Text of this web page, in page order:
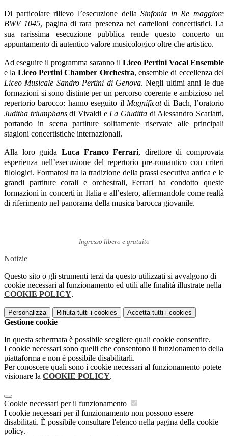
Di particolare rilievo l’esecuzione dellaSinfonia in Re maggiore
BWV 1045, pagina di rara presenza nei cartelloni concertistici. La
sua rarissima esecuzione pubblica rende questo concerto un
appuntamento di autentico valore musicologico oltre che artistico.
Ad eseguire il programma saranno il Liceo Pertini Vocal Ensemble
e la Liceo Pertini Chamber Orchestra, ensemble di eccellenza del
Liceo Musicale Sandro Pertini di Genova. Negli ultimi anni le due
formazioni si sono distinte per un percorso coerente e ambizioso nel
repertorio barocco: hanno eseguito il Magnificatdi Bach, l’oratorio
Juditha triumphansdi Vivaldi e La Giuditta di Alessandro Scarlatti,
portando in scena partiture solitamente riservate alle principali
stagioni concertistiche internazionali.
Alla loro guida Luca Franco Ferrari, direttore di comprovata
esperienza nell’esecuzione del repertorio pre-romantico con criteri
filologici. Formatosi tra la tradizione della prassi esecutiva antica e le
grandi partiture corali e orchestrali, Ferrari ha condotto queste
formazioni in concerti in Italia e all’estero, affermandole come realtà
di riferimento nel panorama della musica barocca giovanile.
Ingresso libero e gratuito
Notizie
Questo sito o gli strumenti terzi da questo utilizzati si avvalgono di
cookie necessari al funzionamento ed utili alle finalità illustrate nella
COOKIE POLICY.
Personalizza Rifiuta tutti i cookies Accetta tutti i cookies
Gestione cookie
In questa schermata è possibile scegliere quali cookie consentire.
I cookie necessari sono quelli che consentono il funzionamento della
piattaforma e non è possibile disabilitarli.
Per conoscere quali sono i cookie necessari al funzionamento potete
visionare la COOKIE POLICY.
Cookie necessari per il funzionamento
I cookie necessari per il funzionamento non possono essere
disabilitati. È possibile consultare l'elenco nella pagina della cookie
policy.